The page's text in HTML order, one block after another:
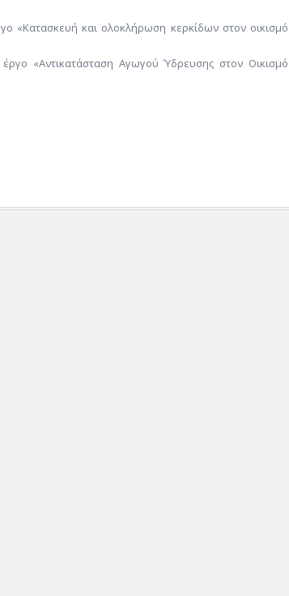
«Κατασκευή και ολοκλήρωση κερκίδων στον οικισμό
«Αντικατάσταση Αγωγού Ύδρευσης στον Οικισμό